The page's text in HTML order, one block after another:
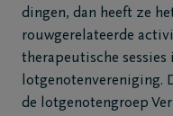
dingen, dan heeft ze
rouwgerelateerde
therapeutische sessies
lotgenotenvereniging.
de lotgenotengroep